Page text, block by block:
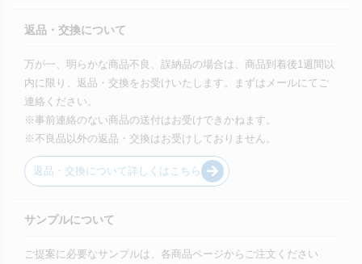
返品・交換について
万が一、明らかな商品不良、誤納品の場合は、商品到着後1週間以
内に限り、返品・交換をお受けいたします。まずはメールにてご
連絡ください。
※事前連絡のない商品の送付はお受けできかねます。
※不良品以外の返品・交換はお受けしておりません。
返品・交換について詳しくはこちら
サンプルについて
ご提案に必要なサンプルは、各商品ページからご注文ください